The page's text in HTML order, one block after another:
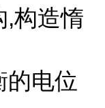
,构造惰
的电位